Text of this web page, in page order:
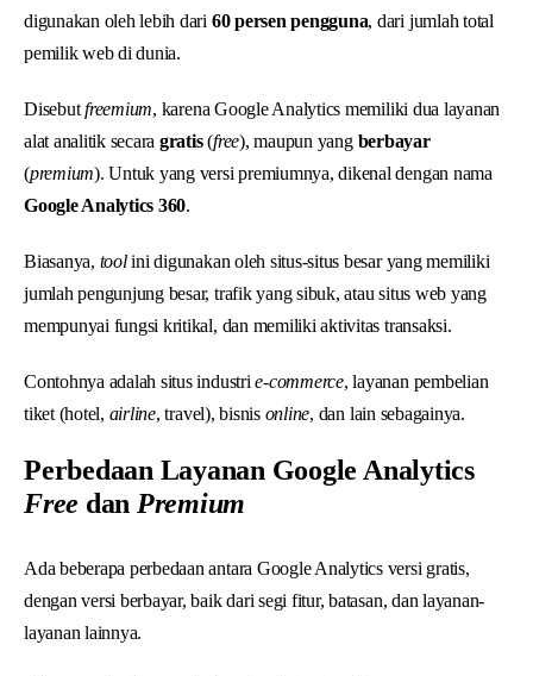
digunakan oleh lebih dari 60 persen pengguna, dari jumlah total
pemilik web di dunia.
Disebutfreemium, karena Google Analytics memiliki dua layanan
alat analitik secara gratis(free), maupun yang berbayar
(premium). Untuk yang versi premiumnya, dikenal dengan nama
Google Analytics 360.
Biasanya, toolini digunakan oleh situs-situs besar yang memiliki
jumlah pengunjung besar, trafik yang sibuk, atau situs web yang
mempunyai fungsi kritikal, dan memiliki aktivitas transaksi.
Contohnya adalah situs industrie-commerce, layanan pembelian
tiket (hotel, airline, travel), bisnis online, dan lain sebagainya.
Perbedaan Layanan Google Analytics
Free dan Premium
Ada beberapa perbedaan antara Google Analytics versi gratis,
dengan versi berbayar, baik dari segi fitur, batasan, dan layanan-
layanan lainnya.